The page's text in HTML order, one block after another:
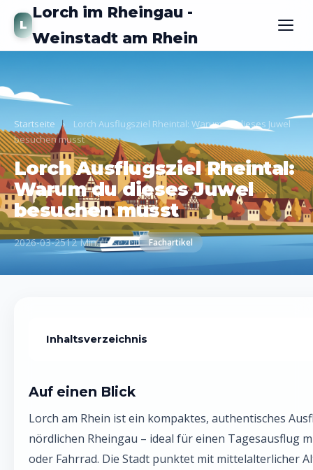
L
Lorch im Rheingau -
Weinstadt am Rhein
Startseite ›
Lorch Ausflugsziel Rheintal: Warum du dieses Juwel
besuchen musst
Lorch Ausflugsziel Rheintal:
Warum du dieses Juwel
besuchen musst
2026-03-2512 Min. Lesezeit Fachartikel
Inhaltsverzeichnis
Anreise nach Lorch: So kommst du am besten hin
Tagesausflug nach Lorch planen: So geht's Schritt für
Auf einen Blick
Lorch am Rhein ist ein kompaktes, authentisches
nördlichen Rheingau – ideal für einen Tagesausflug
oder Fahrrad. Die Stadt punktet mit mittelalterlicher